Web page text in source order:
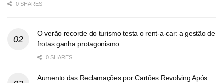
0 SHARES
O verão recorde do turismo testa o rent-a-car: a gestão de
frotas ganha protagonismo
0 SHARES
Aumento das Reclamações por Cartões Revolving Após